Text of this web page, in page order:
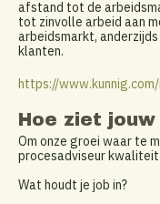
afstand tot de
tot zinvolle arbeid aan
arbeidsmarkt,
klanten.
https://
Hoe ziet
Om onze groei waar te
procesadviseur
Wat houdt je job in?